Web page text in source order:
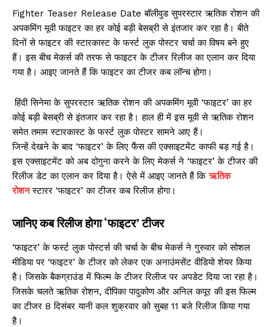
Fighter Teaser Release Date बॉलीवुड सुपरस्टार ऋतिक रोशन की
अपकमिंग मूवी फाइटर का हर कोई बड़ी बेसब्री से इंतजार कर रहा है। बीते
दिनों से फाइटर की स्टारकास्ट के फर्स्ट लुक पोस्टर चर्चा का विषय बने हुए
हैं। इस बीच मेकर्स की तरफ से फाइटर के टीजर रिलीज का एलान कर दिया
गया है। आइए जानते हैं कि फाइटर का टीजर कब लॉन्च होगा।
हिंदी सिनेमा के सुपरस्टार ऋतिक रोशन की अपकमिंग मूवी ‘फाइटर’ का हर
कोई बड़ी बेसब्री से इंतजार कर रहा है। हाल ही में इस मूवी से ऋतिक रोशन
समेत तमाम स्टारकास्ट के फर्स्ट लुक पोस्टर सामने आए हैं।
जिन्हें देखने के बाद ‘फाइटर’ के लिए फैंस की एक्साइटमेंट काफी बड़ गई है।
इस एक्साइटमेंट को अब दोगुना करने के लिए मेकर्स ने ‘फाइटर’ के टीजर की
रिलीज डेट का एलान कर दिया है। ऐसे में आइए जानते हैं किऋतिक
रोशनस्टारर ‘फाइटर’ का टीजर कब रिलीज होगा।
जानिए कब रिलीज होगा ‘फाइटर’ टीजर
‘फाइटर’ के फर्स्ट लुक पोस्टर्स की चर्चा के बीच मेकर्स ने गुरुवार को सोशल
मीडिया पर ‘फाइटर’ के टीजर को लेकर एक अनाउंमसेंट वीडियो शेयर किया
है। जिसके बैकग्राउंड में फिल्म के टीजर रिलीज पर अपडेट दिया जा रहा है।
जिसके चलते ऋतिक रोशन, दीपिका पादुकोण और अनिल कपूर की इस फिल्म
का टीजर 8 दिसंबर यानी कल शुक्रवार को सुबह 11 बजे रिलीज किया गया
है।